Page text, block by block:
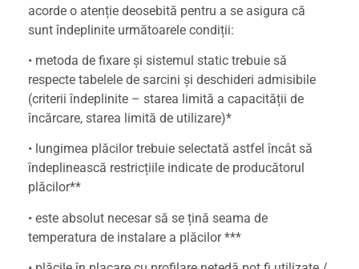
acorde o atenție deosebită pentru a se asigura că
sunt îndeplinite următoarele condiții:
• metoda de fixare și sistemul static trebuie să
respecte tabelele de sarcini și deschideri admisibile
(criterii îndeplinite – starea limită a capacității de
încărcare, starea limită de utilizare)*
• lungimea plăcilor trebuie selectată astfel încât să
îndeplinească restricțiile indicate de producătorul
plăcilor**
• este absolut necesar să se țină seama de
temperatura de instalare a plăcilor ***